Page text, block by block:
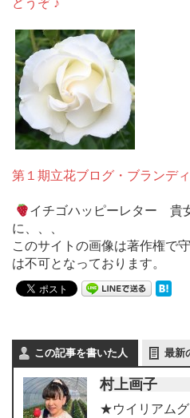
第１期立花ブログ・ブランデ
イチゴハッピーレター 貴
に、、、
このサイトの画像は著作権で
は不可となっております。
この記事を書いた人 最新
村上画子
★ウイリアムグ